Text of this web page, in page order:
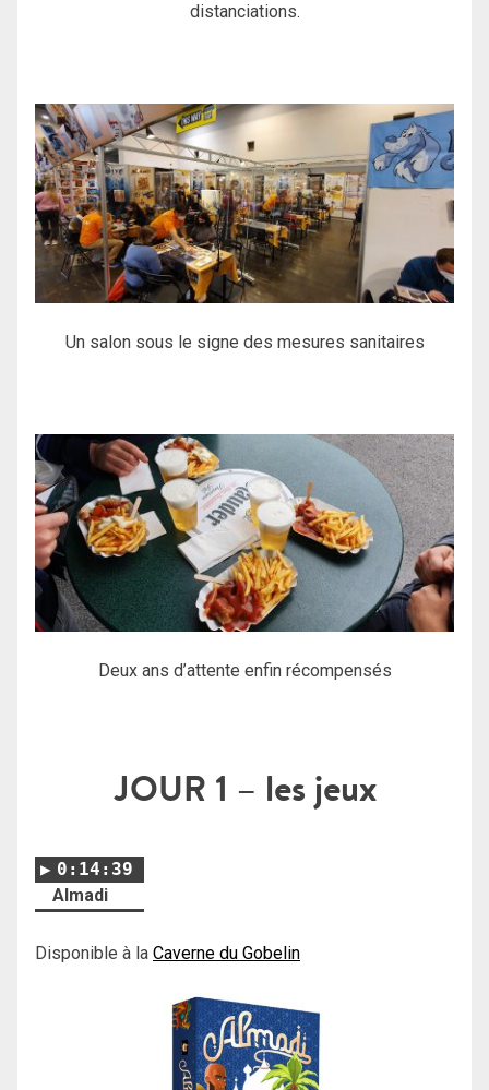
distanciations.
Un salon sous le signe des mesures sanitaires
Deux ans d’attente enfin récompensés
JOUR 1 – les jeux
0:14:39
Almadi
Disponible à la Caverne du Gobelin